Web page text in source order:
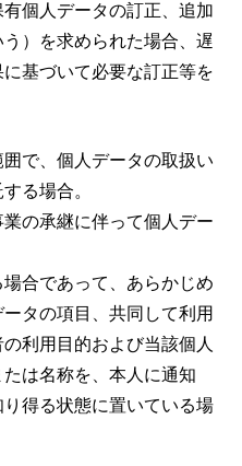
個人データの訂正、追加
）を求められた場合、遅
基づいて必要な訂正等を
で、個人データの取扱い
る場合。
の承継に伴って個人デー
合であって、あらかじめ
タの項目、共同して利用
利用目的および当該個人
は名称を、本人に通知
得る状態に置いている場